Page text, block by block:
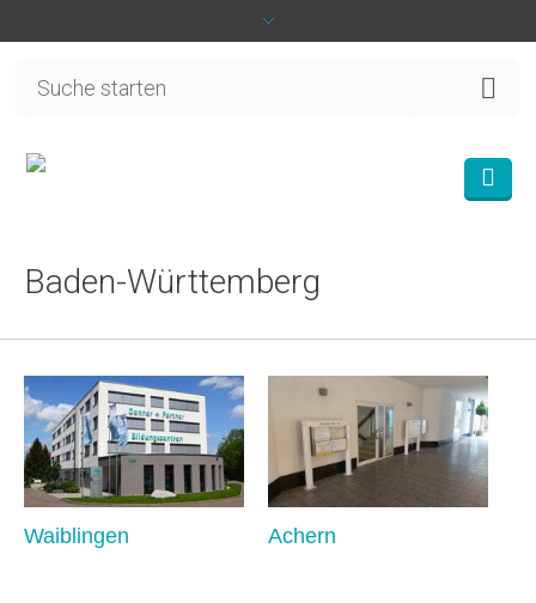
Baden-Württemberg
Waiblingen Achern